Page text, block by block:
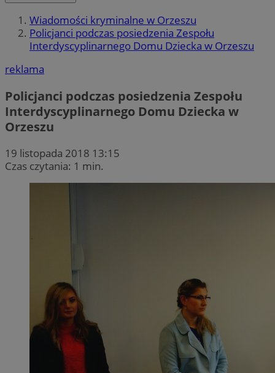
Wiadomości kryminalne w Orzeszu
Policjanci podczas posiedzenia Zespołu
Interdyscyplinarnego Domu Dziecka w Orzeszu
reklama
Policjanci podczas posiedzenia Zespołu
Interdyscyplinarnego Domu Dziecka w
Orzeszu
19 listopada 2018 13:15
Czas czytania: 1 min.